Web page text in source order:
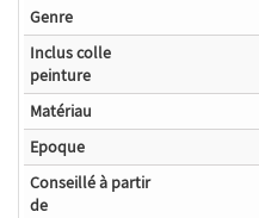
Genre
Inclus colle
peinture
Matériau
Epoque
Conseillé à partir
de